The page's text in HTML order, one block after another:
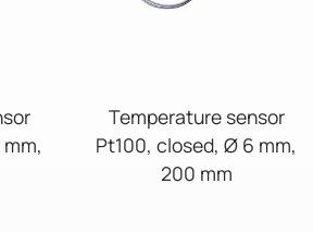
Temperature sensor
Pt100, closed, Ø 6 mm,
200 mm